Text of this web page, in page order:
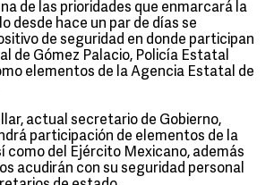
de las prioridades que enmarcará la
desde hace un par de días se
de seguridad en donde participan
de Gómez Palacio, Policía Estatal
elementos de la Agencia Estatal de
actual secretario de Gobierno,
participación de elementos de la
como del Ejército Mexicano, además
acudirán con su seguridad personal